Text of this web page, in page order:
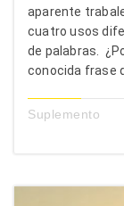
aparente
cuatro usos
de palabras.
conocida frase
Suplemento